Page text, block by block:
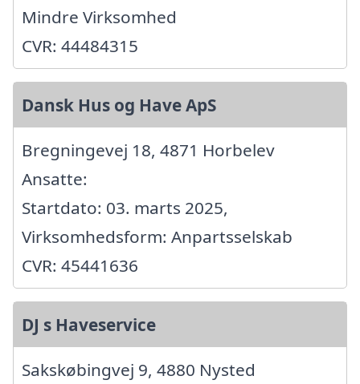
Mindre Virksomhed
CVR: 44484315
Dansk Hus og Have ApS
Bregningevej 18, 4871 Horbelev
Ansatte:
Startdato: 03. marts 2025,
Virksomhedsform: Anpartsselskab
CVR: 45441636
DJ s Haveservice
Sakskøbingvej 9, 4880 Nysted